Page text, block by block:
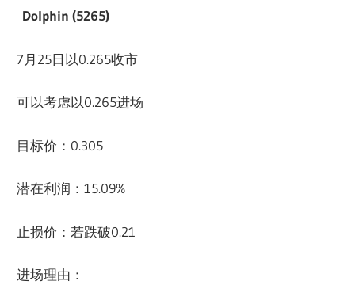
Dolphin (5265)
7月25日以0.265收市
可以考虑以0.265进场
目标价：0.305
潜在利润：15.09%
止损价：若跌破0.21
进场理由：